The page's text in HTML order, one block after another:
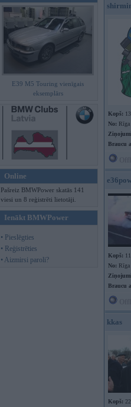
E39 M5 Touring vienīgais
eksemplārs
Online
Pašreiz BMWPower skatās 141
viesi un 8 reģistrēti lietotāji.
Ienākt BMWPower
• Pieslēgties
• Reģistrēties
• Aizmirsi paroli?
Kopš:
No: Rīga
Braucu
Kopš:
No: Rīga
Braucu
kkas
Kopš: